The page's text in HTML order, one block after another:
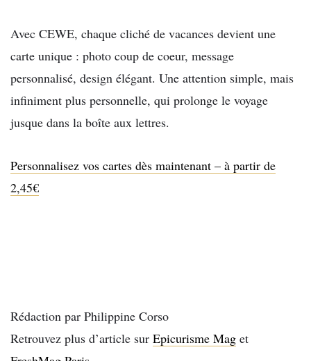
Avec CEWE, chaque cliché de vacances devient une
carte unique : photo coup de coeur, message
personnalisé, design élégant. Une attention simple, mais
infiniment plus personnelle, qui prolonge le voyage
jusque dans la boîte aux lettres.
Personnalisez vos cartes dès maintenant – à partir de
2,45€
Rédaction par Philippine Corso
Retrouvez plus d’article sur Epicurisme Mag et